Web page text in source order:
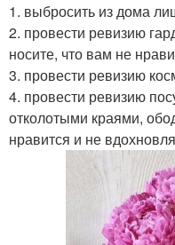
1. выбросить из дома
2. провести ревизию
носите, что вам не
3. провести ревизию
4. провести ревизию
отколотыми краями,
нравится и не